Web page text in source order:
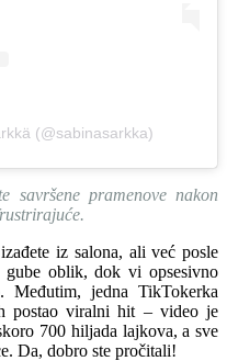
(@sabinasarkka)
savršene pramenove nakon
iz salona, ali već posle
oblik, dok vi opsesivno
Međutim, jedna TikTokerka
postao viralni hit – video je
700 hiljada lajkova, a sve
Da, dobro ste pročitali!